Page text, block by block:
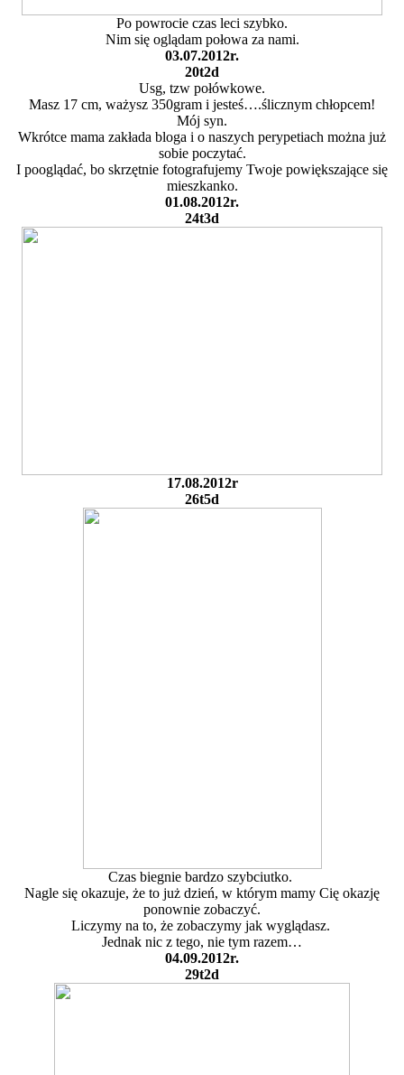
Po powrocie czas leci szybko.
Nim się oglądam połowa za nami.
03.07.2012r.
20t2d
Usg, tzw połówkowe.
Masz 17 cm, ważysz 350gram i jesteś….ślicznym chłopcem!
Mój syn.
Wkrótce mama zakłada bloga i o naszych perypetiach można już
sobie poczytać.
I pooglądać, bo skrzętnie fotografujemy Twoje powiększające się
mieszkanko.
01.08.2012r.
24t3d
17.08.2012r
26t5d
Czas biegnie bardzo szybciutko.
Nagle się okazuje, że to już dzień, w którym mamy Cię okazję
ponownie zobaczyć.
Liczymy na to, że zobaczymy jak wyglądasz.
Jednak nic z tego, nie tym razem…
04.09.2012r.
29t2d